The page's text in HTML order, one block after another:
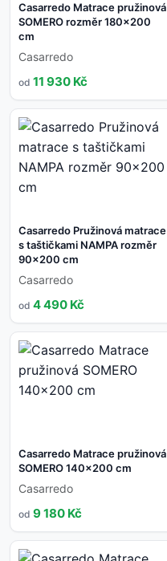
Casarredo Matrace pružinová
SOMERO rozměr 180x200
cm
Casarredo
od 11 930 Kč
Casarredo Pružinová matrace
s taštičkami NAMPA rozměr
90x200 cm
Casarredo
od 4 490 Kč
Casarredo Matrace pružinová
SOMERO 140x200 cm
Casarredo
od 9 180 Kč